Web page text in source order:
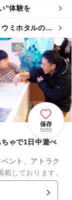
”体験を
ミホタルの発
保存
5055
ゃで1日中遊べ
ント、アトラク
しております。
さいますようお